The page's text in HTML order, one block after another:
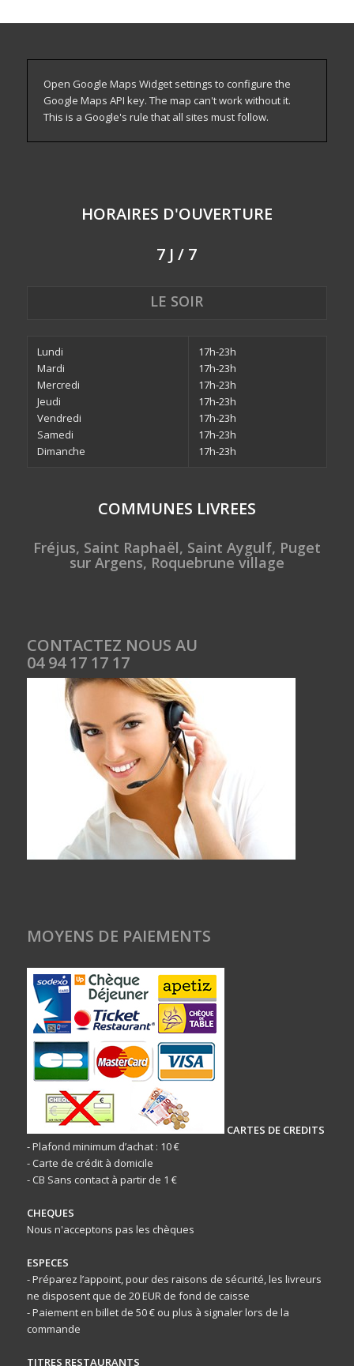
Open Google Maps Widget settings to configure the
Google Maps API key. The map can't work without it.
This is a Google's rule that all sites must follow.
HORAIRES D'OUVERTURE
7 J / 7
LE SOIR
Lundi
Mardi
Mercredi
Jeudi
Vendredi
Samedi
Dimanche
17h-23h
17h-23h
17h-23h
17h-23h
17h-23h
17h-23h
17h-23h
COMMUNES LIVREES
Fréjus, Saint Raphaël, Saint Aygulf, Puget
sur Argens, Roquebrune village
CONTACTEZ NOUS AU
04 94 17 17 17
MOYENS DE PAIEMENTS
CARTES DE CREDITS
- Plafond minimum d’achat : 10 €
- Carte de crédit à domicile
- CB Sans contact à partir de 1 €
CHEQUES
Nous n'acceptons pas les chèques
ESPECES
- Préparez l’appoint, pour des raisons de sécurité, les livreurs
ne disposent que de 20 EUR de fond de caisse
- Paiement en billet de 50 € ou plus à signaler lors de la
commande
TITRES RESTAURANTS